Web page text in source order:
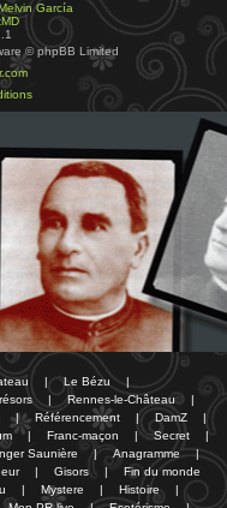
García
© phpBB Limited
| Le Bézu
|
| Rennes-le-Château
|
| Référencement | DamZ
|
| Franc-maçon | Secret
|
Saunière | Anagramme
|
| Gisors |
Fin du monde
| Mystere | Histoire
|